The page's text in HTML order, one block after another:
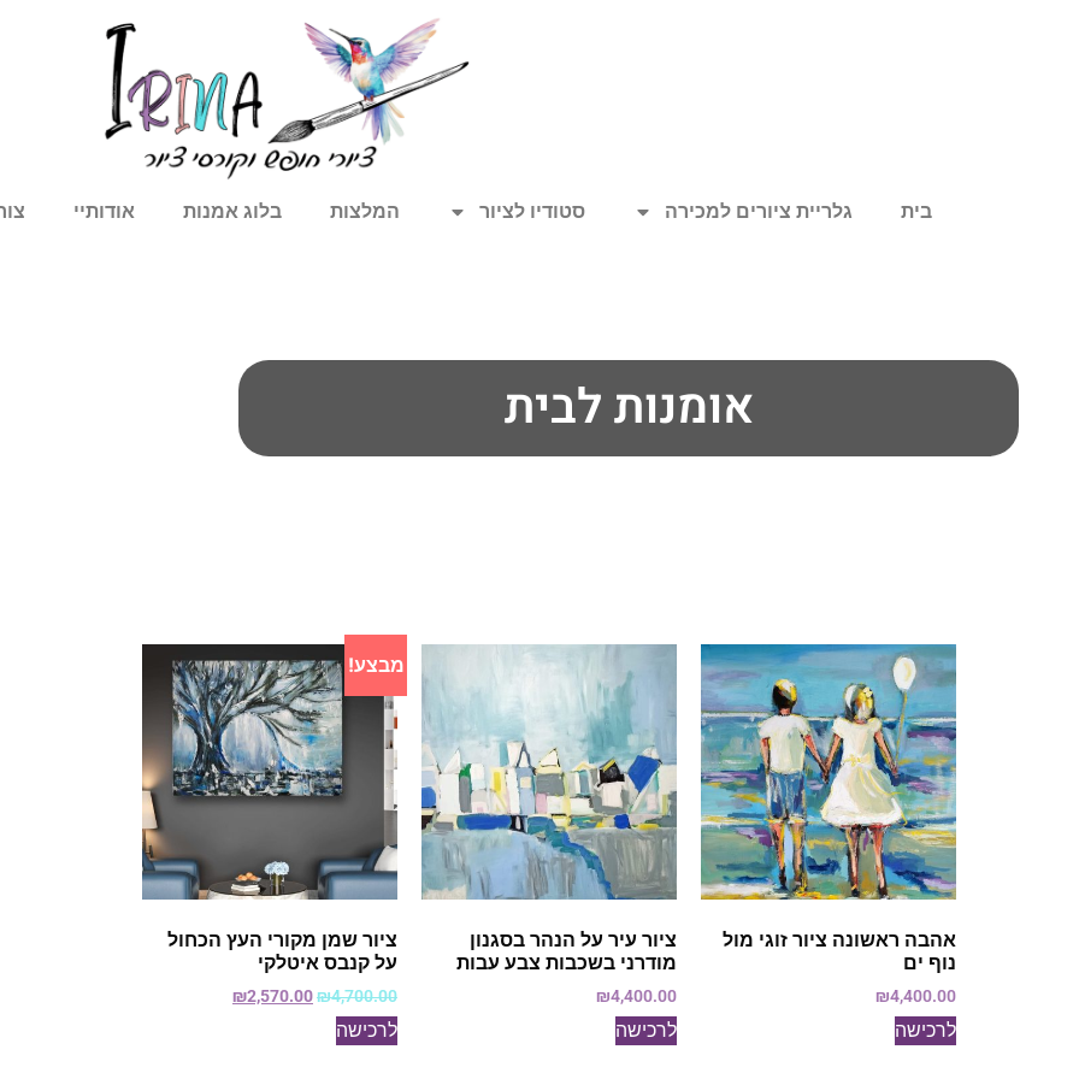
בית גלריית ציורים למכירה סטודיו לציור המלצות בלוג אמנות אודותיי
אומנות לבית
אהבה ראשונה ציור זוגי מול
נוף ים
₪4,400.00
לרכישה
ציור עיר על הנהר בסגנון
מודרני בשכבות צבע עבות
₪4,400.00
לרכישה
מבצע!
ציור שמן מקורי העץ הכחול
על קנבס איטלקי
₪4,700.00
₪2,570.00
לרכישה